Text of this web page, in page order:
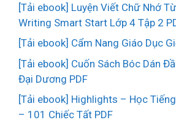
[Tải ebook] Luyện Viết Chữ Nhớ
Writing Smart Start Lớp 4 Tập 2
[Tải ebook] Cẩm Nang Giáo Dục
[Tải ebook] Cuốn Sách Bóc Dán
Đại Dương PDF
[Tải ebook] Highlights – Học
– 101 Chiếc Tất PDF